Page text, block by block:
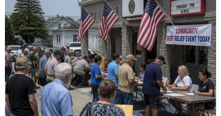
Ethiopia: Hàng trăm người thiệt mạng
trong cuộc đụng độ ở biên giới
07/04/2021 10:51
Các cuộc đụng độ dọc theo biên giới của Ethiopia xảy
ra trước cuộc xung đột kéo dài 6 tháng ở phía Bắc nước
này, đã khiến Chính phủ Ethiopia phải phát động chiến
dịch quân sự tại vùng Tigray.